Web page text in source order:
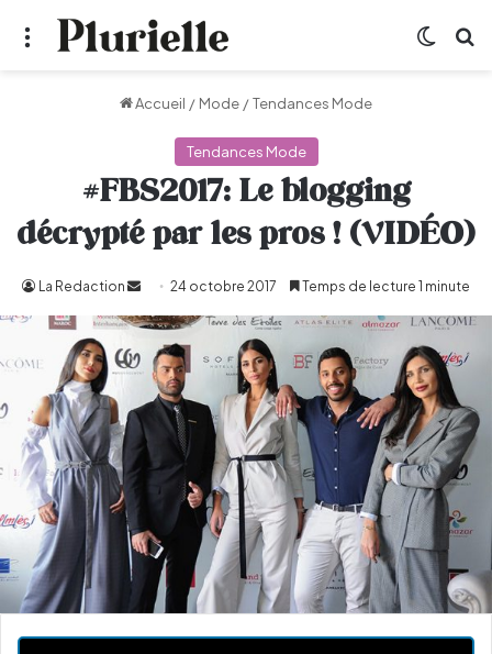
Menu
Accueil / Mode /Tendances Mode
Tendances Mode
#FBS2017: Le blogging
décrypté par les pros ! (VIDÉO)
La Redaction
Envoyer
un
courriel
24 octobre 2017 Temps de lecture 1 minute